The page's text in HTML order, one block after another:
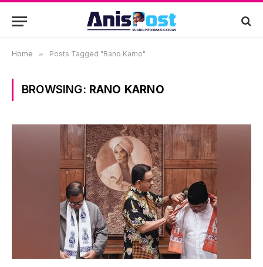
Home » Posts Tagged "Rano Karno"
BROWSING: RANO KARNO